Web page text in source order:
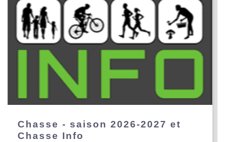
Chasse - saison 2026-2027 et
Chasse Info